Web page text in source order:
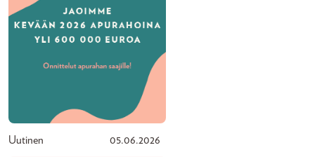
Uutinen 05.06.2026